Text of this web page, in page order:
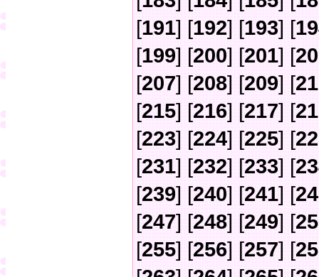
[191] [192] [193] [
[199] [200] [201] [
[207] [208] [209] [
[215] [216] [217] [
[223] [224] [225] [
[231] [232] [233] [
[239] [240] [241] [
[247] [248] [249] [
[255] [256] [257] [